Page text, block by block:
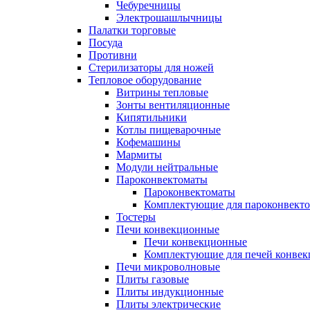
Чебуречницы
Электрошашлычницы
Палатки торговые
Посуда
Противни
Стерилизаторы для ножей
Тепловое оборудование
Витрины тепловые
Зонты вентиляционные
Кипятильники
Котлы пищеварочные
Кофемашины
Мармиты
Модули нейтральные
Пароконвектоматы
Пароконвектоматы
Комплектующие для
Тостеры
Печи конвекционные
Печи конвекционные
Комплектующие для печей
Печи микроволновые
Плиты газовые
Плиты индукционные
Плиты электрические